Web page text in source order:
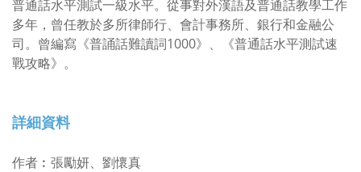
普通話水平測試一級水平。從事對外漢語及普通話教學工作
多年，曾任教於多所律師行、會計事務所、銀行和金融公
司。曾編寫《普誦話難讀詞1000》、《普通話水平測試速
戰攻略》。
詳細資料
作者︰張勵妍、劉懷真